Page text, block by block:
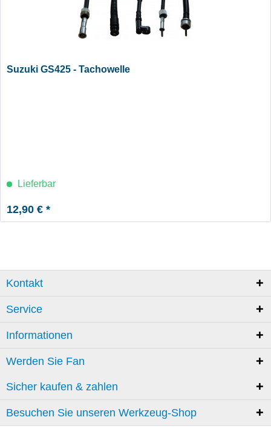
Suzuki GS425 - Tachowelle
Lieferbar
12,90 € *
Kontakt
Service
Informationen
Werden Sie Fan
Sicher kaufen & zahlen
Besuchen Sie unseren Werkzeug-Shop